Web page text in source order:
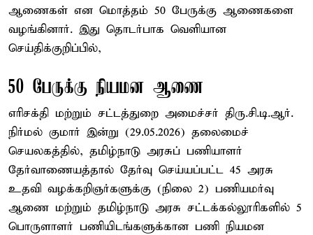
ஆணைகள் என‌ மொத்தம் 50 பேருக்கு ஆணைகளை
வழங்கினார். இது தொடர்பாக வெளியான
செய்திக்குறிப்பில்,
50 பேருக்கு நியமன ஆணை
எரிசக்தி மற்றும் சட்டத்துறை அமைச்சர் திரு.சி.டி.ஆர்.
நிர்மல் குமார் இன்று (29.05.2026) தலைமைச்
செயலகத்தில், தமிழ்நாடு அரசுப் பணியாளர்
தேர்வாணையத்தால் தேர்வு செய்யப்பட்ட 45 அரசு
உதவி வழக்கறிஞர்களுக்கு (நிலை 2) பணியமர்வு
ஆணை மற்றும் தமிழ்நாடு அரசு சட்டக்கல்லூரிகளில் 5
பொருளாளர் பணியிடங்களுக்கான பணி நியமன